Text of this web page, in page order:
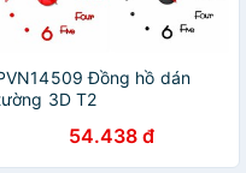
Đồng hồ dán
3D T2
54.438 đ